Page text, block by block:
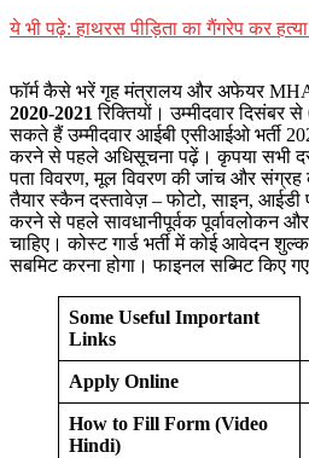
ये भी पढ़े: हाथरस पीड़िता का गैंगरेप कर
फॉर्म कैसे भरें गृह मंत्रालय और अफेयर
2020-2021रिक्तियों। उम्मीदवार दिसंबर से
सकते हैं उम्मीदवार आईबी एसीआईओ भर्ती
करने से पहले अधिसूचना पढ़ें। कृपया सभी
पता विवरण, मूल विवरण की जांच और संग्रह
तैयार स्कैन दस्तावेज़ – फोटो, साइन,
करने से पहले सावधानीपूर्वक पूर्वावलोकन
चाहिए। कोस्ट गार्ड भर्ती में कोई आवेदन शुल्क
सबमिट करना होगा। फाइनल सब्मिट किए
Some Useful Important
Links
Apply Online
How to Fill Form (Video
Hindi)